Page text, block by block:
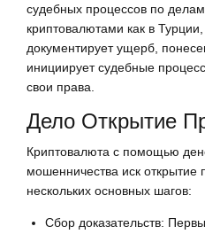
судебных процессов по
криптовалютами как в
документирует ущерб,
инициирует судебные
свои права.
Дело Открытие
Криптовалюта с помощью
мошенничества иск открытие
нескольких основных шагов:
Сбор доказательств: